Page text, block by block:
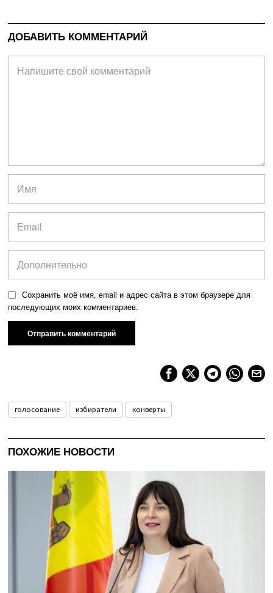
ДОБАВИТЬ КОММЕНТАРИЙ
Сохранить моё имя, email и адрес сайта в этом браузере для
последующих моих комментариев.
голосование избиратели конверты
ПОХОЖИЕ НОВОСТИ